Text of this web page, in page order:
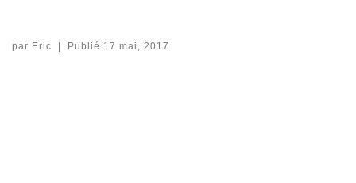
par Eric Publié 17 mai, 2017